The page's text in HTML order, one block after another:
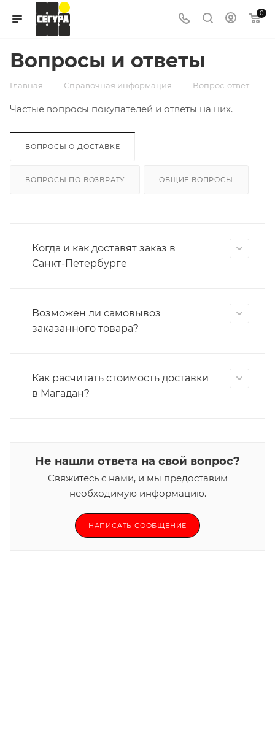
0
Вопросы и ответы
Главная — Справочная информация — Вопрос-ответ
Частые вопросы покупателей и ответы на них.
ВОПРОСЫ О ДОСТАВКЕ
ВОПРОСЫ ПО ВОЗВРАТУ ОБЩИЕ ВОПРОСЫ
Когда и как доставят заказ в
Санкт-Петербурге
Возможен ли самовывоз
заказанного товара?
Как расчитать стоимость доставки
в Магадан?
Не нашли ответа на свой вопрос?
Свяжитесь с нами, и мы предоставим
необходимую информацию.
НАПИСАТЬ СООБЩЕНИЕ